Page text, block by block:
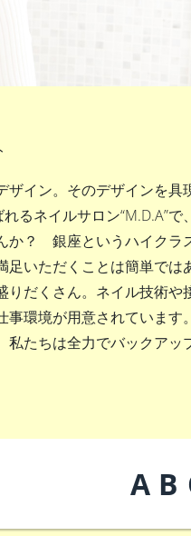
ザイン。そのデザインを具
るネイルサロン“M.D.A”で
か？ 銀座というハイクラス
いただくことは簡単では
りだくさん。ネイル技術や
事環境が用意されています
私たちは全力でバックアッ